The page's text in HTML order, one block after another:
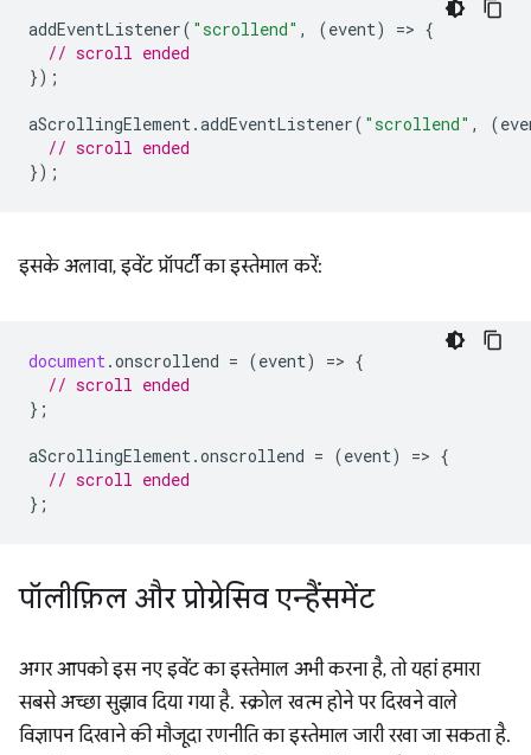
addEventListener( "scrollend" , (event) => {
// scroll ended
});
aScrollingElement.addEventListener( "scrollend" , (
// scroll ended
});
इसके अलावा, इवेंट प्रॉपर्टी का इस्तेमाल करें:
document.onscrollend = (event) => {
// scroll ended
};
aScrollingElement.onscrollend = (event) => {
// scroll ended
};
पॉलीफ़िल और प्रोग्रेसिव एन्हैंसमेंट
अगर आपको इस नए इवेंट का इस्तेमाल अभी करना है, तो यहां हमारा
सबसे अच्छा सुझाव दिया गया है. स्क्रोल खत्म होने पर दिखने वाले
विज्ञापन दिखाने की मौजूदा रणनीति का इस्तेमाल जारी रखा जा सकता है.